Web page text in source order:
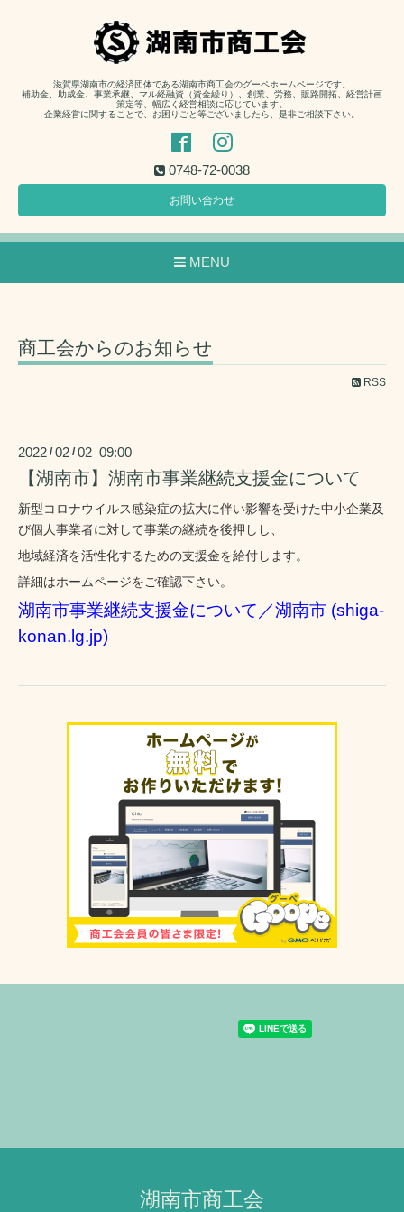
滋賀県湖南市の経済団体である湖南市商工会のグーペホームページです。
補助金、助成金、事業承継、マル経融資（資金繰り）、創業、労務、販路開拓、経営計画
策定等、幅広く経営相談に応じています。
企業経営に関することで、お困りごと等ございましたら、是非ご相談下さい。
0748-72-0038
お問い合わせ
MENU
商工会からのお知らせ
RSS
2022 /02 /02 09:00
【湖南市】湖南市事業継続支援金について
新型コロナウイルス感染症の拡大に伴い影響を受けた中小企業及
び個人事業者に対して事業の継続を後押しし、
地域経済を活性化するための支援金を給付します。
詳細はホームページをご確認下さい。
湖南市事業継続支援金について／湖南市 (shiga-
konan.lg.jp)
湖南市商工会